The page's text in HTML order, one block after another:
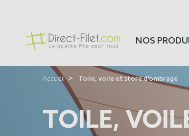
NOS
Accueil Toile, voile et store d'ombrage
TOILE,